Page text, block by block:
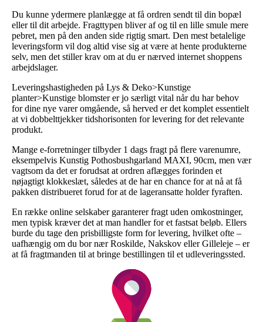
Du kunne ydermere planlægge at få ordren sendt til din bopæl
eller til dit arbejde. Fragttypen bliver af og til en lille smule mere
pebret, men på den anden side rigtig smart. Den mest betalelige
leveringsform vil dog altid vise sig at være at hente produkterne
selv, men det stiller krav om at du er nærved internet shoppens
arbejdslager.
Leveringshastigheden på Lys & Deko>Kunstige
planter>Kunstige blomster er jo særligt vital når du har behov
for dine nye varer omgående, så herved er det komplet essentielt
at vi dobbelttjekker tidshorisonten for levering for det relevante
produkt.
Mange e-forretninger tilbyder 1 dags fragt på flere varenumre,
eksempelvis Kunstig Pothosbushgarland MAXI, 90cm, men vær
vagtsom da det er forudsat at ordren aflægges forinden et
nøjagtigt klokkeslæt, således at de har en chance for at nå at få
pakken distribueret forud for at de lageransatte holder fyraften.
En række online selskaber garanterer fragt uden omkostninger,
men typisk kræver det at man handler for et fastsat beløb. Ellers
burde du tage den prisbilligste form for levering, hvilket ofte –
uafhængig om du bor nær Roskilde, Nakskov eller Gilleleje – er
at få fragtmanden til at bringe bestillingen til et udleveringssted.